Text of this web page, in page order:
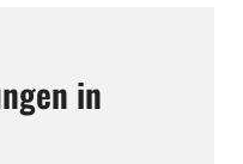
in